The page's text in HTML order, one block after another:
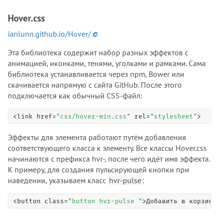
Hover.css
ianlunn.github.io/Hover/
Эта библиотека содержит набор разных эффектов с
анимацией, иконками, тенями, уголками и рамками. Сама
библиотека устанавливается через npm, Bower или
скачивается напрямую с сайта GitHub. После этого
подключается как обычный CSS-файл:
<link href= "css/hover-min.css" rel= "stylesheet" >
Эффекты для элемента работают путём добавления
соответствующего класса к элементу. Все классы Hover.css
начинаются с префикса hvr-, после чего идёт имя эффекта.
К примеру, для создания пульсирующей кнопки при
наведении, указываем класс hvr-pulse:
<button class= "button hvr-pulse " >Добавить в